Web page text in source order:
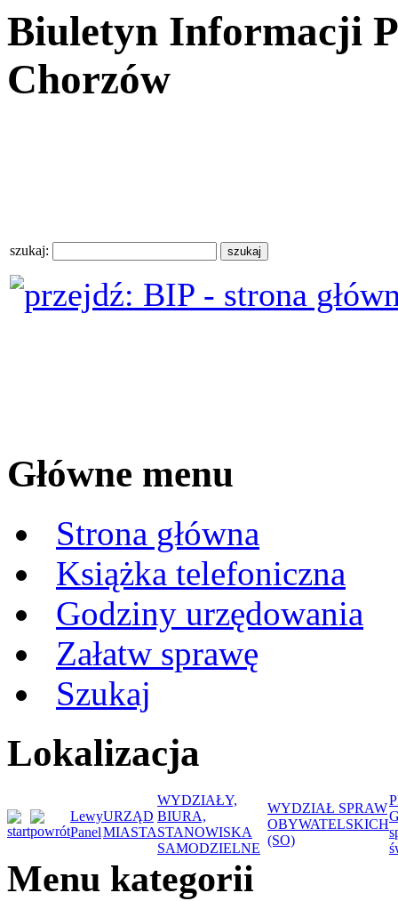
Biuletyn Informacji
Chorzów
szukaj:
Główne menu
Strona główna
Książka telefoniczna
Godziny urzędowania
Załatw sprawę
Szukaj
Lokalizacja
Lewy
Panel
URZĄD
MIASTA
WYDZIAŁY,
BIURA,
STANOWISKA
SAMODZIELNE
WYDZIAŁ SPRAW
OBYWATELSKICH
(SO)
Menu kategorii